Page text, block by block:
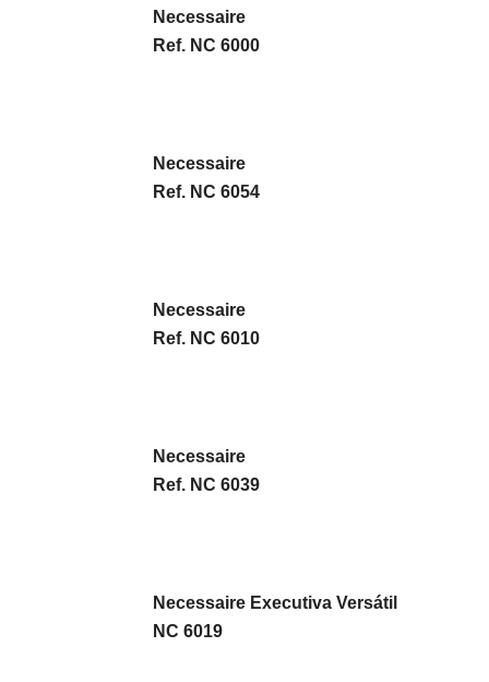
Necessaire
Ref. NC 6000
Necessaire
Ref. NC 6054
Necessaire
Ref. NC 6010
Necessaire
Ref. NC 6039
Necessaire Executiva Versátil
NC 6019